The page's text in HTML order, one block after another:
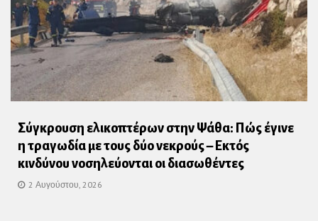
Σύγκρουση ελικοπτέρων στην Ψάθα: Πώς έγινε
η τραγωδία με τους δύο νεκρούς – Εκτός
κινδύνου νοσηλεύονται οι διασωθέντες
2 Αυγούστου, 2026